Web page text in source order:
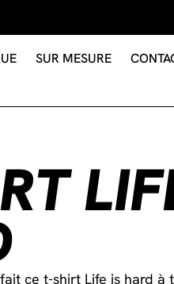
SUR MESURE
ce t-shirt Life is hard à